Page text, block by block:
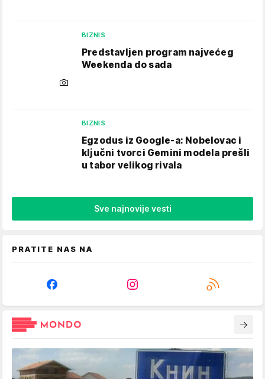
BIZNIS
Predstavljen program najvećeg
Weekenda do sada
BIZNIS
Egzodus iz Google-a: Nobelovac i
ključni tvorci Gemini modela prešli
u tabor velikog rivala
Sve najnovije vesti
PRATITE NAS NA